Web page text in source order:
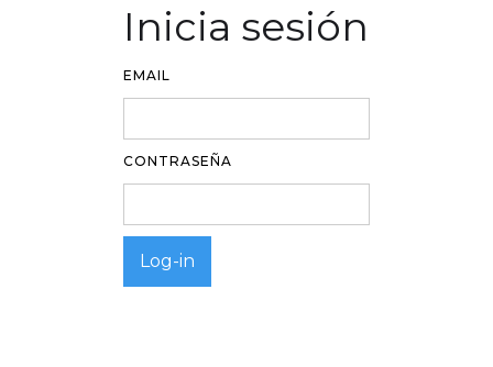
Inicia sesión
EMAIL
CONTRASEÑA